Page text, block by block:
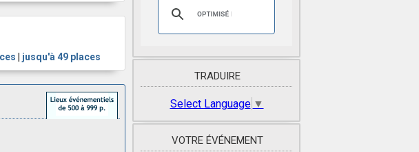
jusqu'à 49 places
TRADUIRE
Select Language ▼
VOTRE ÉVÉNEMENT